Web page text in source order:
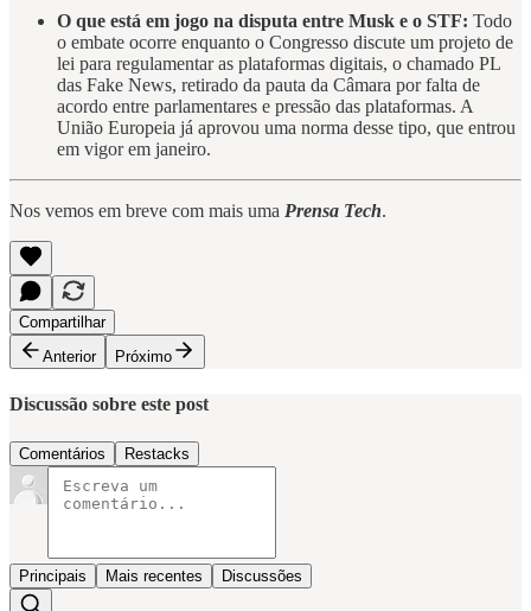
O que está em jogo na disputa entre Musk e o STF: Todo
o embate ocorre enquanto o Congresso discute um projeto de
lei para regulamentar as plataformas digitais, o chamado PL
das Fake News, retirado da pauta da Câmara por falta de
acordo entre parlamentares e pressão das plataformas. A
União Europeia já aprovou uma norma desse tipo, que entrou
em vigor em janeiro.
Nos vemos em breve com mais uma Prensa Tech.
Compartilhar
Anterior
Próximo
Discussão sobre este post
Comentários Restacks
Principais Mais recentes Discussões